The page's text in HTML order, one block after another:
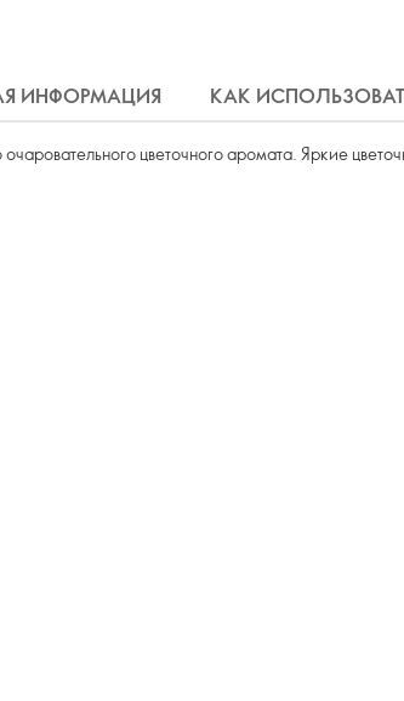
ИНФОРМАЦИЯ КАК
очаровательного цветочного аромата. Яркие